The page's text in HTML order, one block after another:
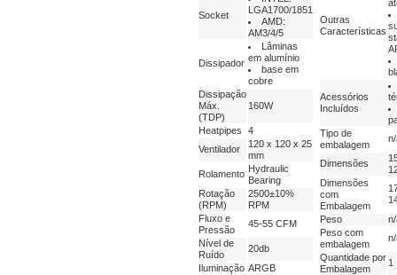
Socket
LGA1700/1851
AMD:
AM3/4/5
Dissipador
Lâminas
em alumínio
base em
cobre
Dissipação
Máx.
(TDP)
160W
Heatpipes
4
Ventilador
120 x 120 x 25
mm
Rolamento Hydraulic
Bearing
Rotação
(RPM)
2500±10%
RPM
Fluxo e
Pressão
45-55 CFM
Nível de
Ruído
20db
Iluminação ARGB
Outras
Características
Acessórios
Incluídos
Tipo de
embalagem
Dimensões
Dimensões
com
Embalagem
Peso
Peso com
embalagem
Quantidade por
Embalagem
1